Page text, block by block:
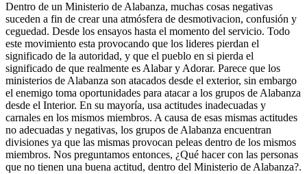
Dentro de un Ministerio de Alabanza, muchas cosas negativas
suceden a fin de crear una atmósfera de desmotivacion, confusión y
ceguedad. Desde los ensayos hasta el momento del servicio. Todo
este movimiento esta provocando que los lideres pierdan el
significado de la autoridad, y que el pueblo en si pierda el
significado de que realmente es Alabar y Adorar. Parece que los
ministerios de Alabanza son atacados desde el exterior, sin embargo
el enemigo toma oportunidades para atacar a los grupos de Alabanza
desde el Interior. En su mayoría, usa actitudes inadecuadas y
carnales en los mismos miembros. A causa de esas mismas actitudes
no adecuadas y negativas, los grupos de Alabanza encuentran
divisiones ya que las mismas provocan peleas dentro de los mismos
miembros. Nos preguntamos entonces, ¿Qué hacer con las personas
que no tienen una buena actitud, dentro del Ministerio de Alabanza?.